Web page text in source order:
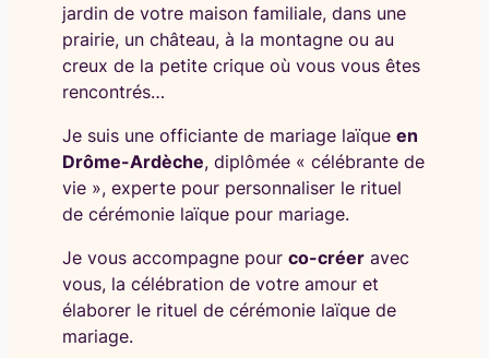
jardin de votre maison familiale, dans une
prairie, un château, à la montagne ou au
creux de la petite crique où vous vous êtes
rencontrés…
Je suis une officiante de mariage laïqueen
Drôme-Ardèche, diplômée « célébrante de
vie », experte pour personnaliser le rituel
de cérémonie laïque pour mariage.
Je vous accompagne pourco-créer avec
vous, la célébration de votre amour et
élaborer le rituel de cérémonie laïque de
mariage.